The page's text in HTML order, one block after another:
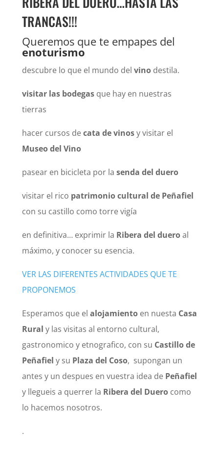
TRANCAS!!!
Queremos que te empapes del
enoturismo
descubre lo que el mundo del vinodestila.
visitar las bodegasque hay en nuestras
tierras
hacer cursos decata de vinosy visitar el
Museo del Vino
pasear en bicicleta por la senda del duero
visitar el rico patrimonio cultural de Peñafiel
con su castillo como torre vigía
en definitiva… exprimir la Ribera del dueroal
máximo, y conocer su esencia.
VER LAS DIFERENTES ACTIVIDADES QUE TE
PROPONEMOS
Esperamos que el alojamientoen nuesta Casa
Rural y las visitas al entorno cultural,
gastronomico y etnografico, con su Castillo de
Peñafiel y su Plaza del Coso, supongan un
antes y un despues en vuestra idea de Peñafiel
y llegueis a querrer la Ribera del Duerocomo
lo hacemos nosotros.
.